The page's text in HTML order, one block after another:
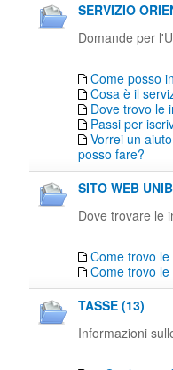
SERVIZIO
Domande per
Come posso
Cosa è il
Dove trovo le
Passi per
Vorrei un
posso fare?
SITO WEB
Dove trovare le
Come trovo
Come trovo
TASSE (13)
Informazioni